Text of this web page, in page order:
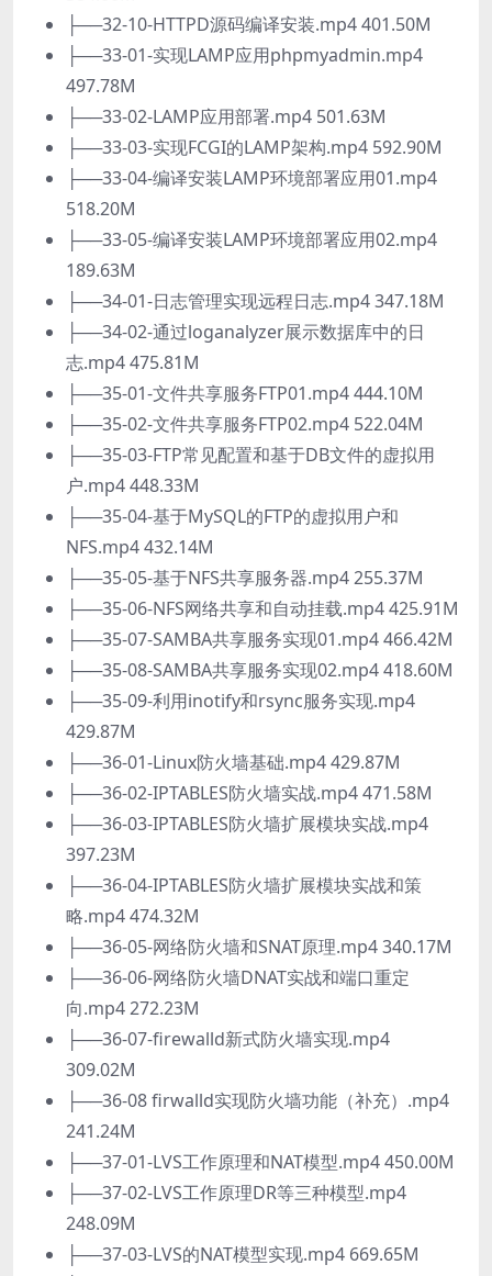
├──32-10-HTTPD源码编译安装.mp4 401.50M
├──33-01-实现LAMP应用phpmyadmin.mp4
497.78M
├──33-02-LAMP应用部署.mp4 501.63M
├──33-03-实现FCGI的LAMP架构.mp4 592.90M
├──33-04-编译安装LAMP环境部署应用01.mp4
518.20M
├──33-05-编译安装LAMP环境部署应用02.mp4
189.63M
├──34-01-日志管理实现远程日志.mp4 347.18M
├──34-02-通过loganalyzer展示数据库中的日
志.mp4 475.81M
├──35-01-文件共享服务FTP01.mp4 444.10M
├──35-02-文件共享服务FTP02.mp4 522.04M
├──35-03-FTP常见配置和基于DB文件的虚拟用
户.mp4 448.33M
├──35-04-基于MySQL的FTP的虚拟用户和
NFS.mp4 432.14M
├──35-05-基于NFS共享服务器.mp4 255.37M
├──35-06-NFS网络共享和自动挂载.mp4 425.91M
├──35-07-SAMBA共享服务实现01.mp4 466.42M
├──35-08-SAMBA共享服务实现02.mp4 418.60M
├──35-09-利用inotify和rsync服务实现.mp4
429.87M
├──36-01-Linux防火墙基础.mp4 429.87M
├──36-02-IPTABLES防火墙实战.mp4 471.58M
├──36-03-IPTABLES防火墙扩展模块实战.mp4
397.23M
├──36-04-IPTABLES防火墙扩展模块实战和策
略.mp4 474.32M
├──36-05-网络防火墙和SNAT原理.mp4 340.17M
├──36-06-网络防火墙DNAT实战和端口重定
向.mp4 272.23M
├──36-07-firewalld新式防火墙实现.mp4
309.02M
├──36-08 firwalld实现防火墙功能（补充）.mp4
241.24M
├──37-01-LVS工作原理和NAT模型.mp4 450.00M
├──37-02-LVS工作原理DR等三种模型.mp4
248.09M
├──37-03-LVS的NAT模型实现.mp4 669.65M